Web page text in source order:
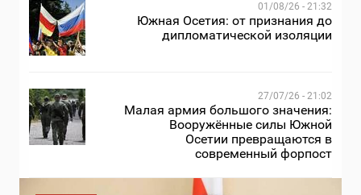
01/08/26 - 21:32
Южная Осетия: от признания до
дипломатической изоляции
27/07/26 - 21:02
Малая армия большого значения:
Вооружённые силы Южной
Осетии превращаются в
современный форпост